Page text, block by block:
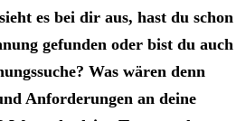
es bei dir aus, hast du schon
gefunden oder bist du auch
Was wären denn
Anforderungen an deine